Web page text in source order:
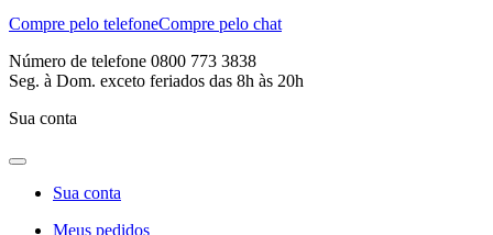
Compre pelo telefoneCompre pelo chat
Número de telefone 0800 773 3838
Seg. à Dom. exceto feriados das 8h às 20h
Sua conta
Sua conta
Meus pedidos